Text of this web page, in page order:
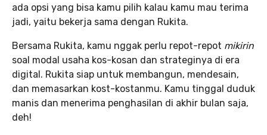
ada opsi yang bisa kamu pilih kalau kamu mau terima
jadi, yaitu bekerja sama dengan Rukita.
Bersama Rukita, kamu nggak perlu repot-repot mikirin
soal modal usaha kos-kosan dan strateginya di era
digital. Rukita siap untuk membangun, mendesain,
dan memasarkan kost-kostanmu. Kamu tinggal duduk
manis dan menerima penghasilan di akhir bulan saja,
deh!